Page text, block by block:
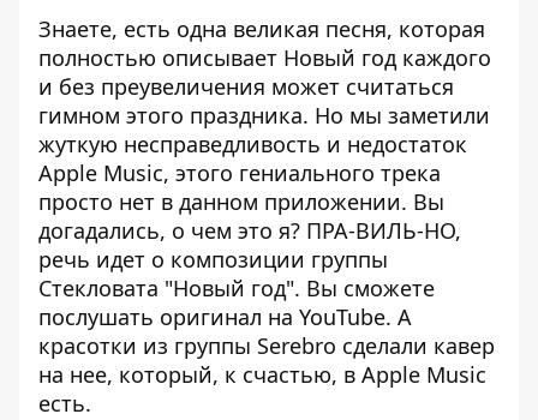
Знаете, есть одна великая песня, которая
полностью описывает Новый год каждого
и без преувеличения может считаться
гимном этого праздника. Но мы заметили
жуткую несправедливость и недостаток
Apple Music, этого гениального трека
просто нет в данном приложении. Вы
догадались, о чем это я? ПРА-ВИЛЬ-НО,
речь идет о композиции группы
Стекловата "Новый год". Вы сможете
послушать оригинал на YouTube. А
красотки из группы Serebro сделали кавер
на нее, который, к счастью, в Apple Music
есть.